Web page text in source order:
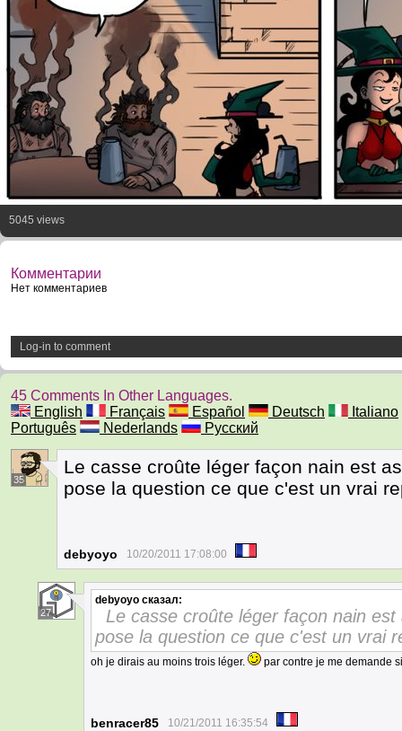
5045 views
Комментарии
Нет комментариев
Log-in to comment
45 Comments In Other Languages.
English
Français Español Deutsch
Italiano
Português
Nederlands Русский
35
Le casse croûte léger façon nain est
pose la question ce que c'est un vrai
debyoyo 10/20/2011 17:08:00
27
debyoyo сказал:
Le casse croûte léger façon nain
pose la question ce que c'est un vrai
oh je dirais au moins trois léger. par contre je me demande
benracer85 10/21/2011 16:35:54